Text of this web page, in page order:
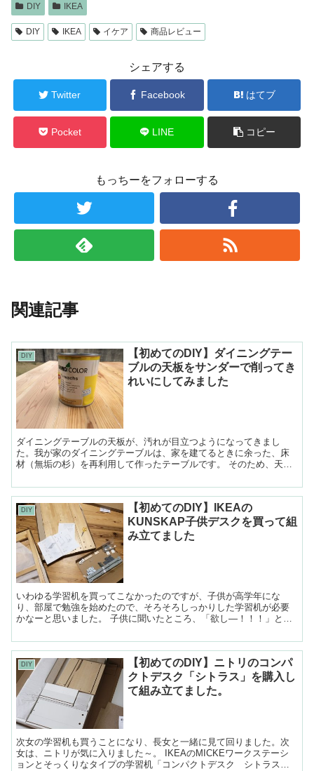
DIY IKEA
DIY IKEA イケア 商品レビュー
シェアする
Twitter Facebook はてブ
Pocket LINE コピー
もっちーをフォローする
関連記事
DIY
【初めてのDIY】ダイニングテー
ブルの天板をサンダーで削ってき
れいにしてみました
ダイニングテーブルの天板が、汚れが目立つようになってきまし
た。我が家のダイニングテーブルは、家を建てるときに余った、床
材（無垢の杉）を再利用して作ったテーブルです。 そのため、天板
DIY
【初めてのDIY】IKEAの
KUNSKAP子供デスクを買って組
み立てました
いわゆる学習机を買ってこなかったのですが、子供が高学年にな
り、部屋で勉強を始めたので、そろそろしっかりした学習机が必要
かなーと思いました。 子供に聞いたところ、「欲し―！！！」とい
DIY
【初めてのDIY】ニトリのコンパ
クトデスク「シトラス」を購入し
て組み立てました。
次女の学習机も買うことになり、長女と一緒に見て回りました。次
女は、ニトリが気に入りました～。 IKEAのMICKEワークステーシ
ョンとそっくりなタイプの学習机「コンパクトデスク シトラス」